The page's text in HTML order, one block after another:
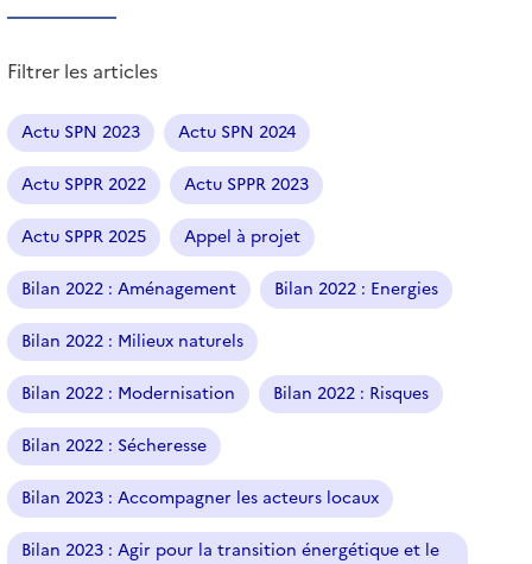
r
t
i
c
l
e
Filtrer les articles
Actu SPN 2023 Actu SPN 2024
Actu SPPR 2022 Actu SPPR 2023
Actu SPPR 2025 Appel à projet
Bilan 2022 : Aménagement Bilan 2022 : Energies
Bilan 2022 : Milieux naturels
Bilan 2022 : Modernisation Bilan 2022 : Risques
Bilan 2022 : Sécheresse
Bilan 2023 : Accompagner les acteurs locaux
Bilan 2023 : Agir pour la transition énergétique et le